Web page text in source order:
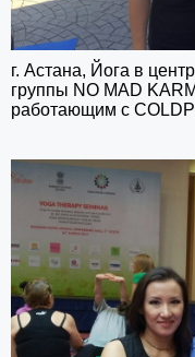
г. Астана, Йога в
группы NO MAD
работающим с